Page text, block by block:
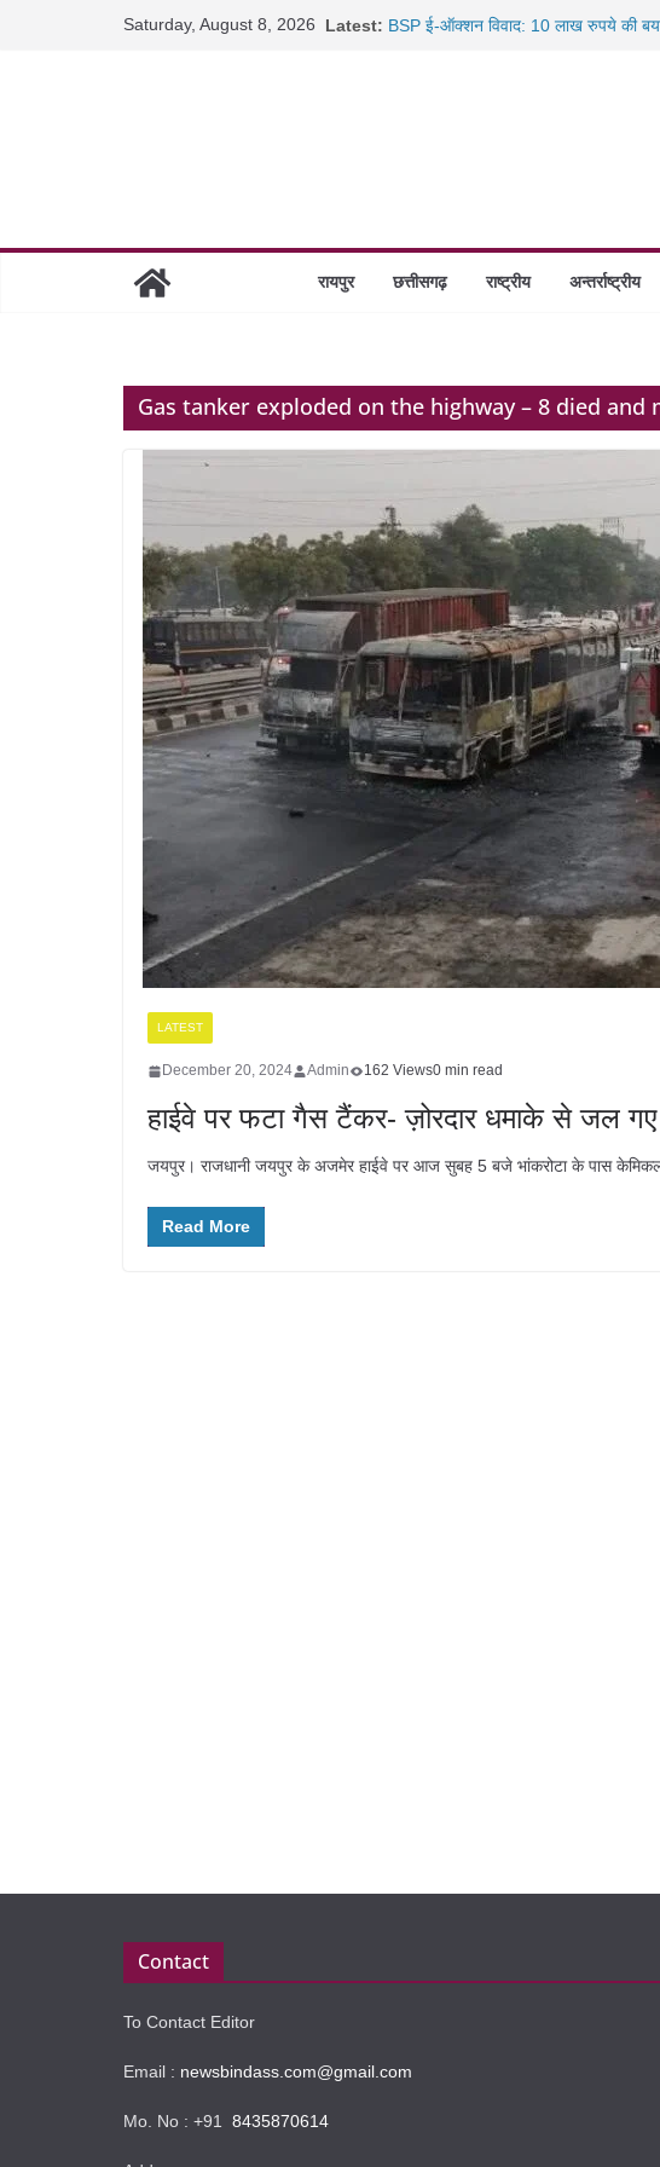
Saturday, August 8, 2026 Latest: BSP ई-ऑक्शन विवाद: 10 लाख रुपये की
छत्तीसगढ़ में 1460 गोधाम होंगे स्थापित, हर
साइबर ठगी पर दुर्ग पुलिस का बड़ा एक्शन: 13
रायपुर छत्तीसगढ़ राष्ट्रीय अन्तर्राष्ट्रीय
Gas tanker exploded on the highway – 8 died
LATEST
December 20, 2024 Admin 162 Views0 min read
हाईवे पर फटा गैस टैंकर- ज़ोरदार धमाके से जल
जयपुर। राजधानी जयपुर के अजमेर हाईवे पर आज सुबह 5 बजे भांकरोटा के पास
Read More
Contact
To Contact Editor
Email : newsbindass.com@gmail.com
Mo. No : +91 8435870614